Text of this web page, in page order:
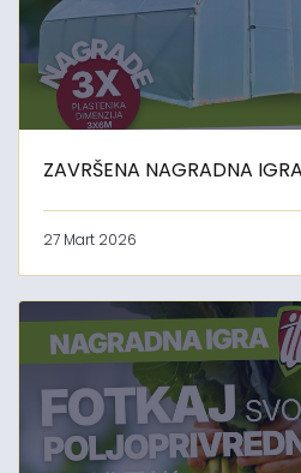
ZAVRŠENA NAGRADNA IGRA
27 Mart 2026